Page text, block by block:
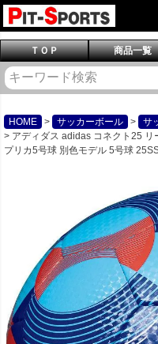
ＴＯＰ 商品一覧
HOME サッカーボール
サ
アディダス adidas コネクト25 リ
プリカ5号球 別色モデル 5号球